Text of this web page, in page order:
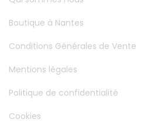
Boutique à Nantes
Conditions Générales de Vente
Mentions légales
Politique de confidentialité
Cookies